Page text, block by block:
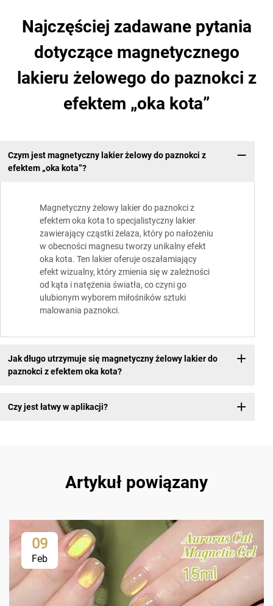
Najczęściej zadawane pytania
dotyczące magnetycznego
lakieru żelowego do paznokci z
efektem „oka kota”
Czym jest magnetyczny lakier żelowy do paznokci z
efektem „oka kota”?
Magnetyczny żelowy lakier do paznokci z
efektem oka kota to specjalistyczny lakier
zawierający cząstki żelaza, który po nałożeniu
w obecności magnesu tworzy unikalny efekt
oka kota. Ten lakier oferuje oszałamiający
efekt wizualny, który zmienia się w zależności
od kąta i natężenia światła, co czyni go
ulubionym wyborem miłośników sztuki
malowania paznokci.
Jak długo utrzymuje się magnetyczny żelowy lakier do
paznokci z efektem oka kota?
Czy jest łatwy w aplikacji?
Artykuł powiązany
09
Feb